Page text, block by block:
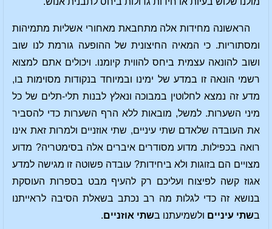
הראשונה מחידות אלה מתחבאת מאחורי אשליות מתמיהות
ומסתוריות. כי המאיה החיצונית של ההופעה גורמת לנו שוב
ושוב להונאה עצמית ביחס להווית קיומנו. ויכולים אתם למצוא
רשמי הונאה זו במדע של ימינו ובמיוחד בנקודות מסוימות בו,
מדע זה נמצא לחלוטין במבוכה ונאלץ לבנות תלי-תלים של כל
מיני השערות. למשל, מובאות ללא הרף השערות כדי להסביר
את העובדה שלאדם שתי עיניים, שתי אוזניים ולמרות זאת אינו
רואה בכפילות. מדוע מסודרים איברים אלה בסימטריה? מדוע
מצויים הם בזוגות ולא ביחידות? עובדה פשוטה זו מגישה למדע
אגוז קשה לפיצוח ועליכם רק להעיף מבט בספרות העוסקת
בנושא זה כדי לגלות מה רב נכתב בשאלת הסיבה לראייתנו
בשתי עיניים ולשמיעתנו בשתי אוזניים.